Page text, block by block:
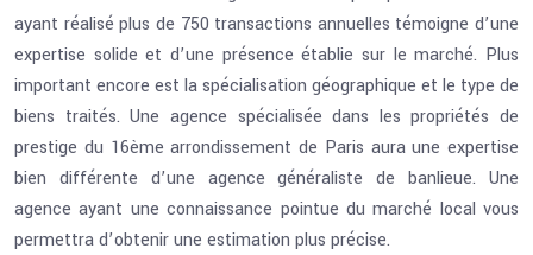
ayant réalisé plus de 750 transactions annuelles témoigne d’une
expertise solide et d’une présence établie sur le marché. Plus
important encore est la spécialisation géographique et le type de
biens traités. Une agence spécialisée dans les propriétés de
prestige du 16ème arrondissement de Paris aura une expertise
bien différente d’une agence généraliste de banlieue. Une
agence ayant une connaissance pointue du marché local vous
permettra d’obtenir une estimation plus précise.